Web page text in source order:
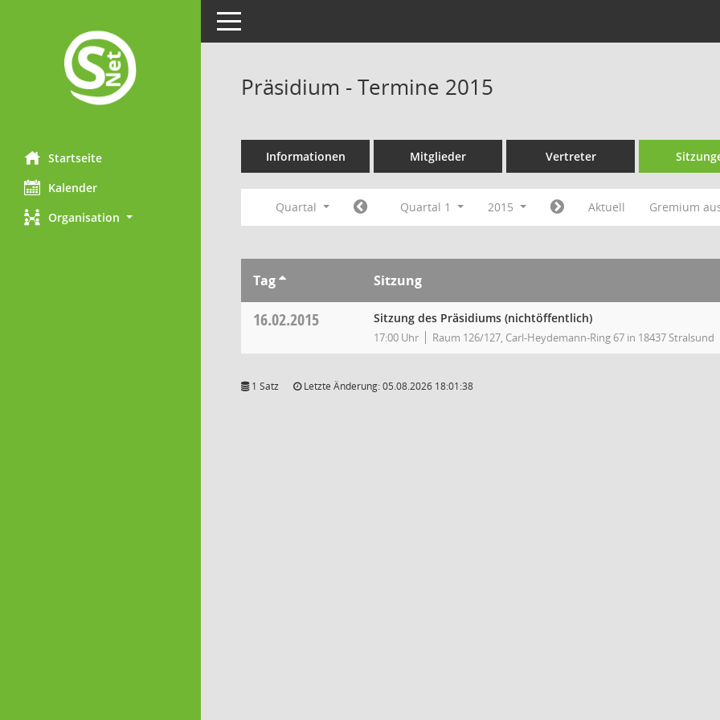
Startseite
Kalender
Organisation
Toggle navigation
Präsidium - Termine 2015
Informationen Mitglieder Vertreter
Quartal Quartal 1 2015 Aktuell Gremium
Tag Sitzung
16.02.2015 Sitzung des Präsidiums (nichtöffentlich)
17:00 Uhr Raum 126/127, Carl-Heydemann-Ring 67 in 18437 Stralsund
1 Satz Letzte Änderung: 05.08.2026 18:01:38